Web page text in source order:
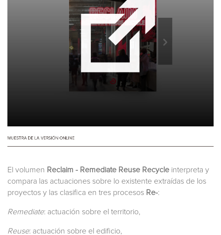
El volumen Reclaim - Remediate Reuse Recycle interpreta y
compara las actuaciones sobre lo existente extraídas de los
proyectos y las clasifica en tres procesos Re-:
Remediate: actuación sobre el territorio,
Reuse: actuación sobre el edificio,